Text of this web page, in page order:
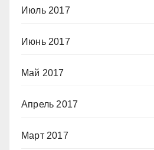
Июль 2017
Июнь 2017
Май 2017
Апрель 2017
Март 2017